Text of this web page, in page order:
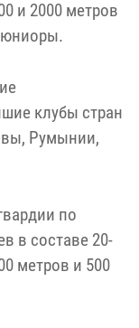
и 2000 метров
клубы стран
Румынии,
по
в составе 20-
метров и 500